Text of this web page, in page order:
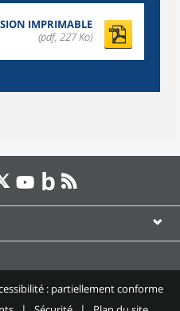
IMPRIMABLE
(pdf, 227 Ko)
: partiellement conforme